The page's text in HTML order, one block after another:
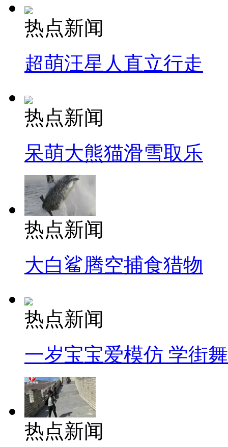
热点新闻
超萌汪星人直立行走
热点新闻
呆萌大熊猫滑雪取乐
热点新闻
大白鲨腾空捕食猎物
热点新闻
一岁宝宝爱模仿 学街
热点新闻